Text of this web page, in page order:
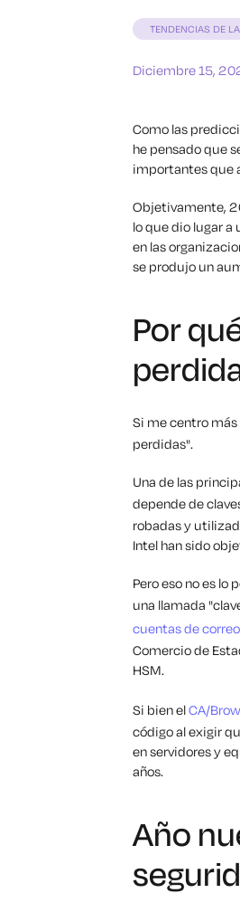
TENDENCIAS DE
Diciembre 15,
Como las
he pensado que
importantes que
Objetivamente,
lo que dio lugar
en las
se produjo un
Por
Si me centro más
perdidas".
Una de las
depende de
robadas y
Intel han sido
Pero eso no es lo
una llamada
cuentas de
Comercio de
HSM.
Si bien elCA/
código al exigir
en servidores y
años.
Año